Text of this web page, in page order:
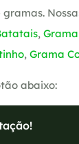
,
, Grama
abaixo: